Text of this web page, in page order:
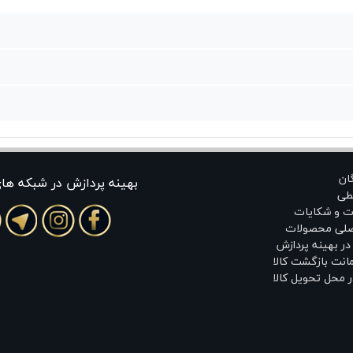
و شکایات
محصولات
بهینه پردازش
بازگشت کالا
محل تحویل کالا
بهينه پردازش در شبکه